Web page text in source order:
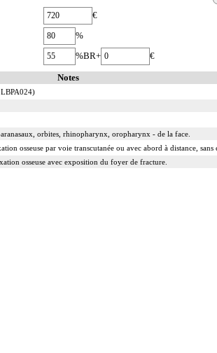
€
%
%BR+ €
Notes
orbites, rhinopharynx, oropharynx - de la face.
osseuse par voie transcutanée ou avec abord à distance,
osseuse avec exposition du foyer de fracture.